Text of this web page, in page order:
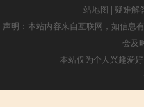
站地图 | 疑难解
声明：本站内容来自互联网，如信息
会及
本站仅为个人兴趣爱